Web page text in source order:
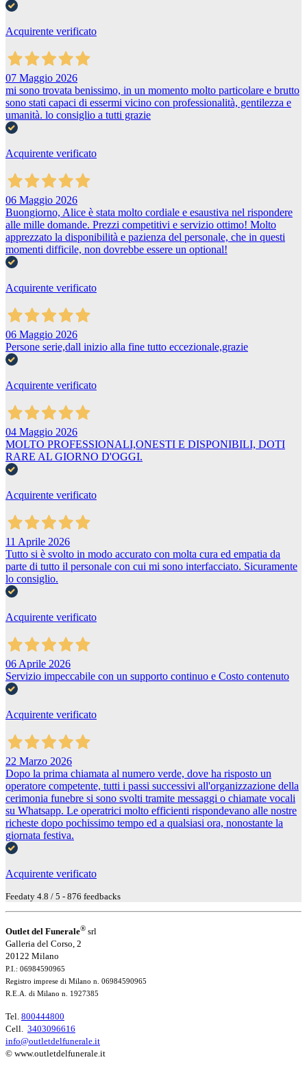
Acquirente verificato
07 Maggio 2026
mi sono trovata benissimo, in un momento molto particolare e brutto
sono stati capaci di essermi vicino con professionalità, gentilezza e
umanità. lo consiglio a tutti grazie
Acquirente verificato
06 Maggio 2026
Buongiorno, Alice è stata molto cordiale e esaustiva nel rispondere
alle mille domande. Prezzi competitivi e servizio ottimo! Molto
apprezzato la disponibilità e pazienza del personale, che in questi
momenti difficile, non dovrebbe essere un optional!
Acquirente verificato
06 Maggio 2026
Persone serie,dall inizio alla fine tutto eccezionale,grazie
Acquirente verificato
04 Maggio 2026
MOLTO PROFESSIONALI,ONESTI E DISPONIBILI, DOTI
RARE AL GIORNO D'OGGI.
Acquirente verificato
11 Aprile 2026
Tutto si è svolto in modo accurato con molta cura ed empatia da
parte di tutto il personale con cui mi sono interfacciato. Sicuramente
lo consiglio.
Acquirente verificato
06 Aprile 2026
Servizio impeccabile con un supporto continuo e Costo contenuto
Acquirente verificato
22 Marzo 2026
Dopo la prima chiamata al numero verde, dove ha risposto un
operatore competente, tutti i passi successivi all'organizzazione della
cerimonia funebre si sono svolti tramite messaggi o chiamate vocali
su Whatsapp. Le operatrici molto efficienti rispondevano alle nostre
richeste dopo pochissimo tempo ed a qualsiasi ora, nonostante la
giornata festiva.
Acquirente verificato
Feedaty 4.8 / 5 - 876 feedbacks
Outlet del Funerale® srl
Galleria del Corso, 2
20122 Milano
P.I.: 06984590965
Registro imprese di Milano n. 06984590965
R.E.A. di Milano n. 1927385
Tel. 800444800
Cell. 3403096616
info@outletdelfunerale.it
© www.outletdelfunerale.it